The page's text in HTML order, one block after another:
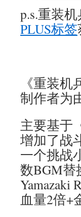
p.s.重装
PLUS标签
《重装
制作者为
主要基于
增加了战
一个挑战
数BGM替
Yamazaki
血量2倍+